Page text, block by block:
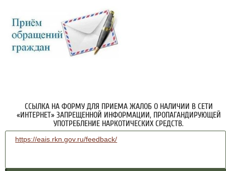
ССЫЛКА НА ФОРМУ ДЛЯ ПРИЕМА ЖАЛОБ О НАЛИЧИИ В СЕТИ
«ИНТЕРНЕТ» ЗАПРЕЩЕННОЙ ИНФОРМАЦИИ, ПРОПАГАНДИРУЮЩЕЙ
УПОТРЕБЛЕНИЕ НАРКОТИЧЕСКИХ СРЕДСТВ.
https://eais.rkn.gov.ru/feedback/